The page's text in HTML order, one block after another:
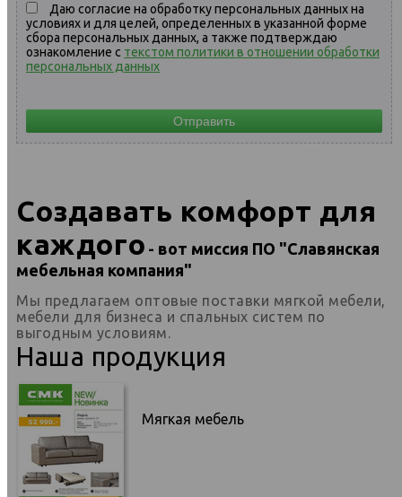
Даю согласие на обработку персональных данных на
условиях и для целей, определенных в указанной форме
сбора персональных данных, а также подтверждаю
ознакомление с текстом политики в отношении обработки
персональных данных
Создавать комфорт для
каждого - вот миссия ПО "Славянская
мебельная компания"
Наша продукция
Мы предлагаем оптовые поставки мягкой мебели,
мебели для бизнеса и спальных систем по
выгодным условиям.
Мягкая мебель